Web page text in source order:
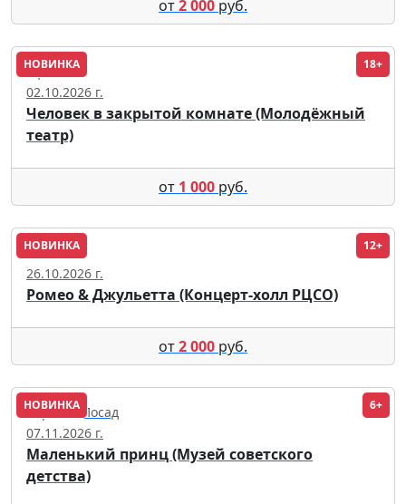
от2 000 руб.
НОВИНКА 18+
Уфа
02.10.2026 г.
Человек в закрытой комнате (Молодёжный
театр)
от 1 000 руб.
НОВИНКА 12+
Омск
26.10.2026 г.
Ромео & Джульетта (Концерт-холл РЦСО)
от2 000 руб.
НОВИНКА 6+
Сергиев Посад
07.11.2026 г.
Маленький принц (Музей советского
детства)